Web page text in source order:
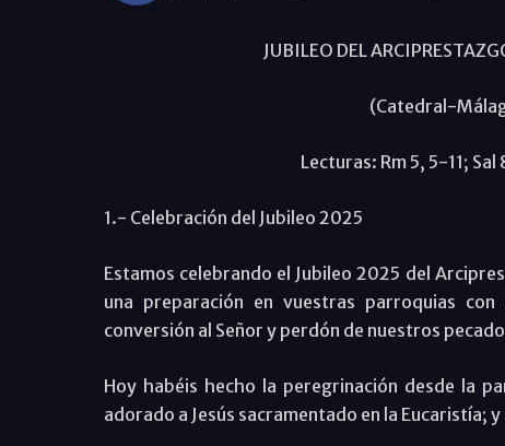
JUBILEO DEL
(Catedral-
Lecturas: Rm 5, 5-11;
1.- Celebración del Jubileo 2025
Estamos celebrando el Jubileo 2025 del
una preparación en vuestras parroquias
conversión al Señor y perdón de nuestros
Hoy habéis hecho la peregrinación desde la
adorado a Jesús sacramentado en la Eucaristía;